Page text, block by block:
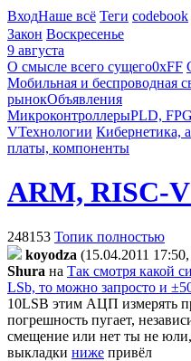
ВходНаше всё Теги codebook
Закон Воскресенье
9 августа
О смысле всего сущего0xFF
Мобильная и беспроводная
рынокОбъявления
МикроконтроллерыPLD,
VТехнологии Кибернетика,
платы, компоненты
ARM, RISC-
248153 Топик полностью
koyodza (15.04.2011
Shura на Так смотря какой
LSb, то можно запросто и
10LSB этим АЦП измерять
погрешность пугает,
смещение или нет ты не
выкладки ниже привёл